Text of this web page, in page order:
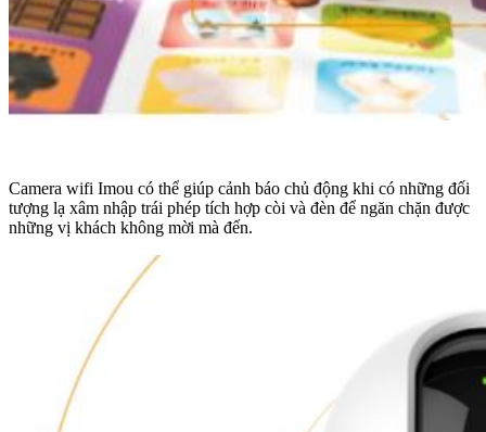
Camera wifi Imou có thể giúp cảnh báo chủ động khi có những đối
tượng lạ xâm nhập trái phép tích hợp còi và đèn để ngăn chặn được
những vị khách không mời mà đến.